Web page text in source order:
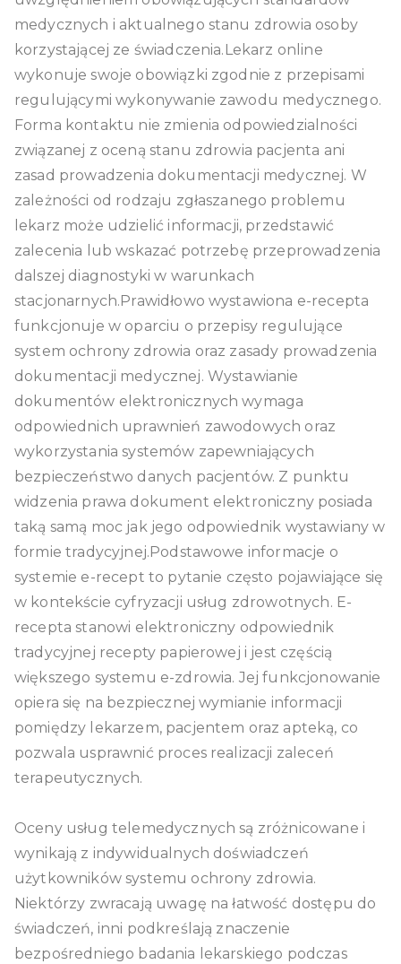
medycznych i aktualnego stanu zdrowia osoby
korzystającej ze świadczenia.Lekarz online
wykonuje swoje obowiązki zgodnie z przepisami
regulującymi wykonywanie zawodu medycznego.
Forma kontaktu nie zmienia odpowiedzialności
związanej z oceną stanu zdrowia pacjenta ani
zasad prowadzenia dokumentacji medycznej. W
zależności od rodzaju zgłaszanego problemu
lekarz może udzielić informacji, przedstawić
zalecenia lub wskazać potrzebę przeprowadzenia
dalszej diagnostyki w warunkach
stacjonarnych.Prawidłowo wystawiona e-recepta
funkcjonuje w oparciu o przepisy regulujące
system ochrony zdrowia oraz zasady prowadzenia
dokumentacji medycznej. Wystawianie
dokumentów elektronicznych wymaga
odpowiednich uprawnień zawodowych oraz
wykorzystania systemów zapewniających
bezpieczeństwo danych pacjentów. Z punktu
widzenia prawa dokument elektroniczny posiada
taką samą moc jak jego odpowiednik wystawiany w
formie tradycyjnej.Podstawowe informacje o
systemie e-recept to pytanie często pojawiające się
w kontekście cyfryzacji usług zdrowotnych. E-
recepta stanowi elektroniczny odpowiednik
tradycyjnej recepty papierowej i jest częścią
większego systemu e-zdrowia. Jej funkcjonowanie
opiera się na bezpiecznej wymianie informacji
pomiędzy lekarzem, pacjentem oraz apteką, co
pozwala usprawnić proces realizacji zaleceń
terapeutycznych.
Oceny usług telemedycznych są zróżnicowane i
wynikają z indywidualnych doświadczeń
użytkowników systemu ochrony zdrowia.
Niektórzy zwracają uwagę na łatwość dostępu do
świadczeń, inni podkreślają znaczenie
bezpośredniego badania lekarskiego podczas